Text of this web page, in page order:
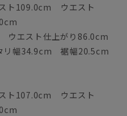
ト109.0cm ウエスト
ウエスト仕上がり86.0cm
幅34.9cm 裾幅20.5cm
ト107.0cm ウエスト